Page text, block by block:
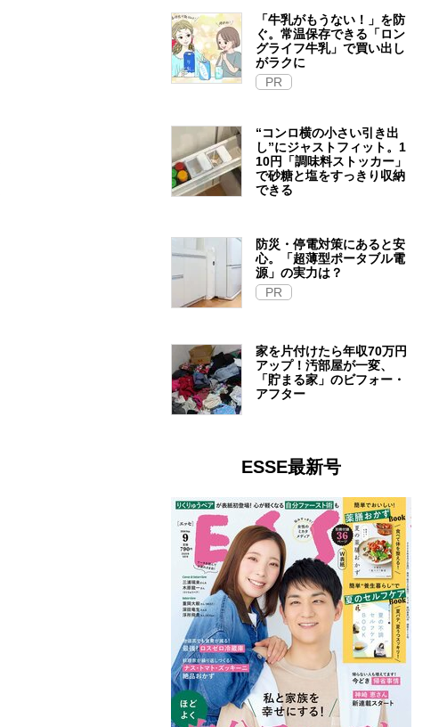
「牛乳がもうない！」を防
ぐ。常温保存できる「ロン
グライフ牛乳」で買い出し
がラクに
PR
“コンロ横の小さい引き出
し”にジャストフィット。1
10円「調味料ストッカー」
で砂糖と塩をすっきり収納
できる
防災・停電対策にあると安
心。「超薄型ポータブル電
源」の実力は？​
PR
家を片付けたら年収70万円
アップ！汚部屋が一変、
「貯まる家」のビフォー・
アフター
ESSE最新号